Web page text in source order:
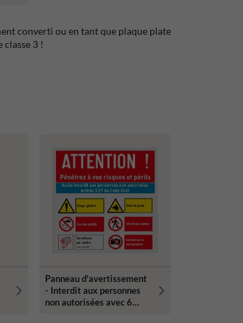
converti ou en tant que plaque plate
3 !
Panneau d'avertissement
- Interdit aux personnes
non autorisées avec 6